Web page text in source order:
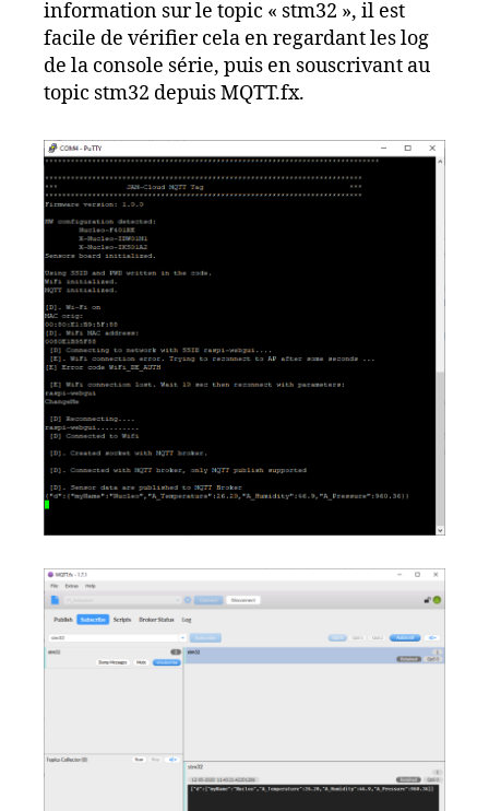
information sur le topic « stm32 », il est
facile de vérifier cela en regardant les log
de la console série, puis en souscrivant au
topic stm32 depuis MQTT.fx.